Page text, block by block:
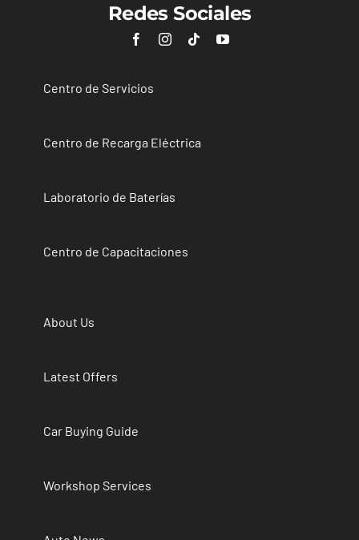
Redes Sociales
Centro de Servicios
Centro de Recarga Eléctrica
Laboratorio de Baterías
Centro de Capacitaciones
About Us
Latest Offers
Car Buying Guide
Workshop Services